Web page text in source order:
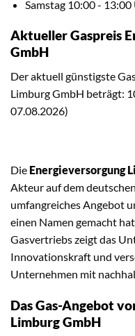
Samstag 10:00 - 13:00
Aktueller Gaspreis
GmbH
Der aktuell günstigste
Limburg GmbH beträgt:
07.08.2026)
Die Energieversorgung
Akteur auf dem
umfangreiches Angebot
einen Namen gemacht
Gasvertriebs zeigt das
Innovationskraft und
Unternehmen mit
Das Gas-Angebot
Limburg GmbH